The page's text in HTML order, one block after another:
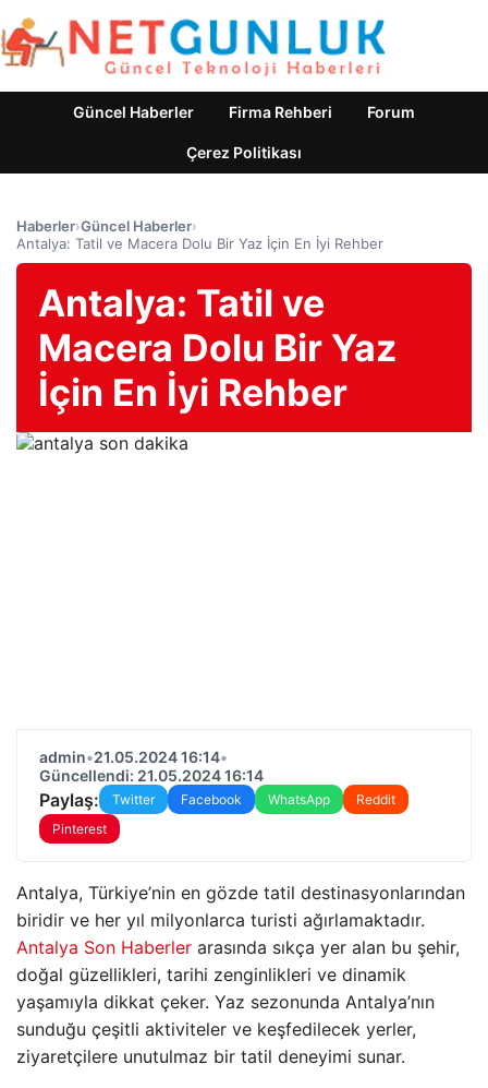
Güncel Haberler Firma Rehberi Forum
Çerez Politikası
Haberler›Güncel Haberler›
Antalya: Tatil ve Macera Dolu Bir Yaz İçin En İyi Rehber
Antalya: Tatil ve
Macera Dolu Bir Yaz
İçin En İyi Rehber
admin•21.05.2024 16:14•
Güncellendi: 21.05.2024 16:14
Paylaş: Twitter Facebook WhatsApp
Reddit
Pinterest
Antalya, Türkiye’nin en gözde tatil destinasyonlarından
biridir ve her yıl milyonlarca turisti ağırlamaktadır.
Antalya Son Haberler arasında sıkça yer alan bu şehir,
doğal güzellikleri, tarihi zenginlikleri ve dinamik
yaşamıyla dikkat çeker. Yaz sezonunda Antalya’nın
sunduğu çeşitli aktiviteler ve keşfedilecek yerler,
ziyaretçilere unutulmaz bir tatil deneyimi sunar.